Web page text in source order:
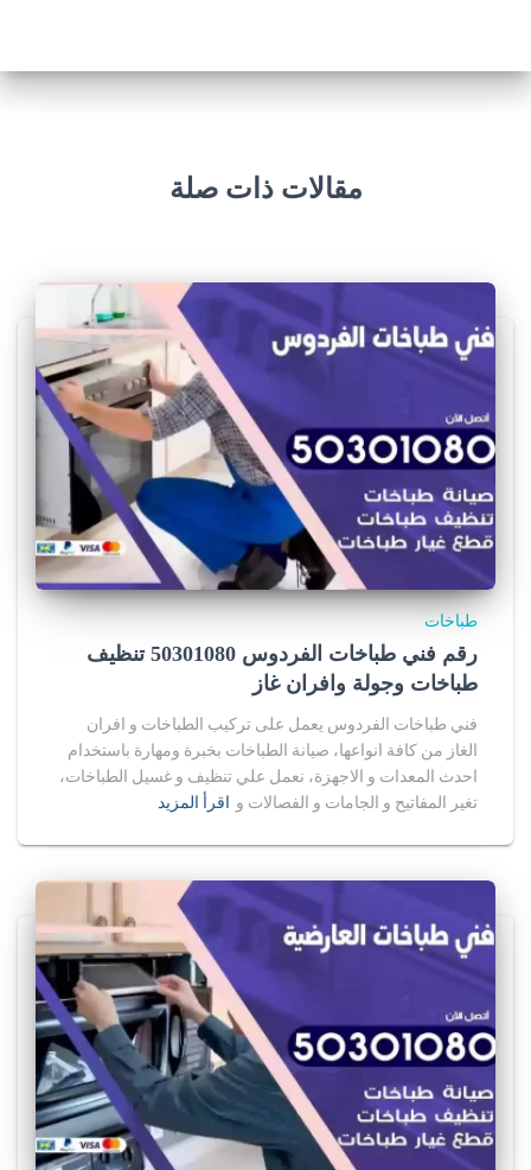
مقالات ذات صلة
طباخات
رقم فني طباخات الفردوس 50301080 تنظيف
طباخات وجولة وافران غاز
فني طباخات الفردوس يعمل على تركيب الطباخات و افران
الغاز من كافة انواعها، صيانة الطباخات بخبرة ومهارة باستخدام
احدث المعدات و الاجهزة، نعمل علي تنظيف و غسيل الطباخات،
تغير المفاتيح و الجامات و الفصالات و اقرأ المزيد